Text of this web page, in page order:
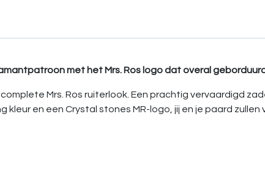
met het Mrs. Ros logo dat overal
Mrs. Ros ruiterlook. Een prachtig vervaardigd
kleur en een Crystal stones MR-logo, jij en je paard